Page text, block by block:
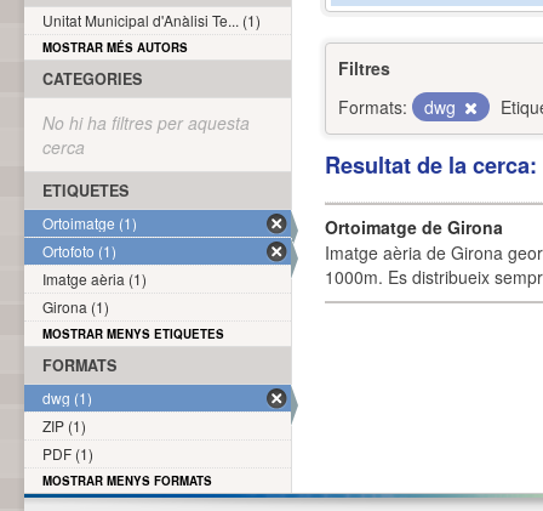
Filtres
Formats:
dwg
Resultat de la
Ortoimatge de Girona
Imatge aèria de Girona
1000m. Es distribueix
Unitat Municipal d'Anàlisi Te... (1)
MOSTRAR MÉS AUTORS
CATEGORIES
No hi ha filtres per aquesta
cerca
ETIQUETES
Ortoimatge (1)
Ortofoto (1)
Imatge aèria (1)
Girona (1)
MOSTRAR MENYS ETIQUETES
FORMATS
dwg (1)
ZIP (1)
PDF (1)
MOSTRAR MENYS FORMATS